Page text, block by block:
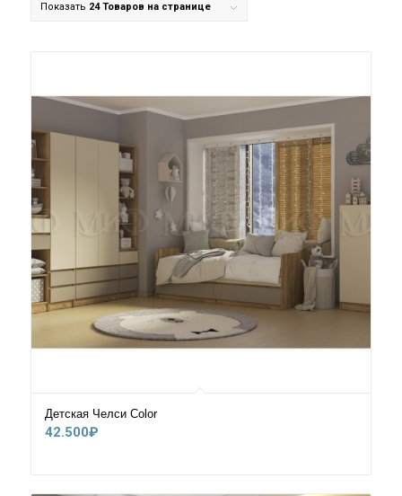
Показать 24 Товаров на странице
Детская Челси Сolor
42.500₽